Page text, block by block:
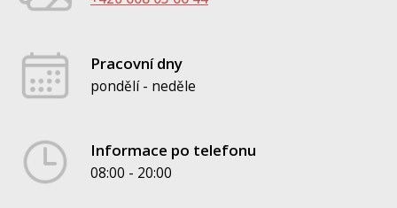
Pracovní dny
pondělí - neděle
Informace po telefonu
08:00 - 20:00